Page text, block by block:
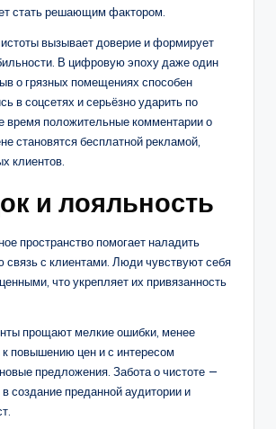
стать решающим фактором.
вызывает доверие и формирует
В цифровую эпоху даже один
о грязных помещениях способен
в соцсетях и серьёзно ударить по
время положительные комментарии о
становятся бесплатной рекламой,
клиентов.
и лояльность
пространство помогает наладить
связь с клиентами. Люди чувствуют себя
что укрепляет их привязанность
прощают мелкие ошибки, менее
повышению цен и с интересом
предложения. Забота о чистоте —
в создание преданной аудитории и